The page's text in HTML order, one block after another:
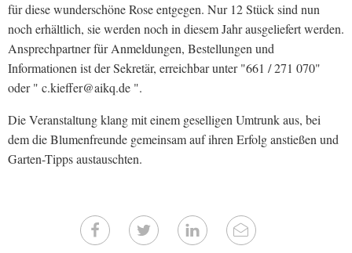
für diese wunderschöne Rose entgegen. Nur 12 Stück sind nun
noch erhältlich, sie werden noch in diesem Jahr ausgeliefert werden.
Ansprechpartner für Anmeldungen, Bestellungen und
Informationen ist der Sekretär, erreichbar unter "661 / 271 070"
oder " c.kieffer@aikq.de ".
Die Veranstaltung klang mit einem geselligen Umtrunk aus, bei
dem die Blumenfreunde gemeinsam auf ihren Erfolg anstießen und
Garten-Tipps austauschten.